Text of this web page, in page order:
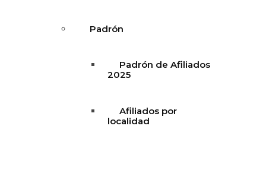
Padrón
Padrón de Afiliados
2025
Afiliados por
localidad